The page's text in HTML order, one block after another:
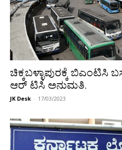
ಚಿಕ್ಕಬಳ್ಳಾಪುರಕ್ಕೆ ಬಿಎಂಟಿಸಿ
ಆರ್ ಟಿಸಿ ಅನುಮತಿ.
JK Desk - 17/03/2023